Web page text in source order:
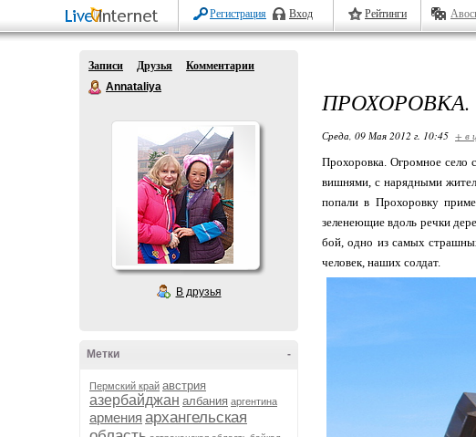
Регистрация Вход Рейтинги
Записи Друзья
Комментарии
Annataliya
В друзья
-
Метки
Пермский край австрия
азербайджан албания аргентина
армения архангельская
ПРОХОРОВКА.
Среда, 09 Мая 2012 г. 10:45 + в
Прохоровка. Огромное село
вишнями, с нарядными
попали в Прохоровку
зеленеющие вдоль речки
бой, одно из самых
человек, наших солдат.